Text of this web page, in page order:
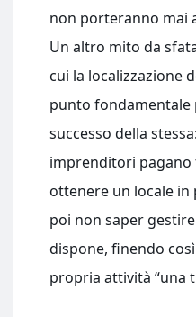
non porteranno mai
Un altro mito da
cui la localizzazione
punto fondamentale
successo della
imprenditori
ottenere un locale in
poi non saper
dispone, finendo
propria attività “una